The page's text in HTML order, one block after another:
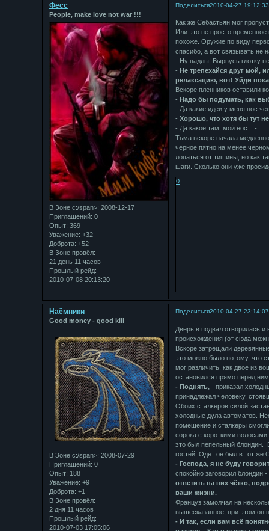
Поделиться2010-04-27 19:12:33
Фесс
People, make love not war !!!
В Зоне с:/span>: 2008-12-17
Приглашений: 0
Опыт: 369
Уважение: +32
Доброта: +52
В Зоне провёл:
21 день 11 часов
Прошлый рейд:
2010-07-08 20:13:20
Как же Себастьян мог
Или это не просто временное
похоже. Оружие по виду
спасибо, а вот связывать не
- Ну падлы! Вырвусь глотку
- Не трепехайся друг мой,
релаксацию, вот! Уйди
Вскоре пленников оставили
- Надо бы подумать, как
- Да какие идеи у меня нос
-Хорошо, что хотя бы тут
- Да какое там, мой нос... -
Тьма вскоре начала
черное пятно на менее
лопаться от тишины, но как
шаги. Сколько они уже
0
Поделиться2010-04-27 23:14:07
Наёмники
Good money - good kill
В Зоне с:/span>: 2008-07-29
Приглашений: 0
Опыт: 188
Уважение: +9
Доброта: +1
В Зоне провёл:
2 дня 11 часов
Прошлый рейд:
2010-07-03 17:05:06
Дверь в подвал отворилась и
происхождения (от сюда
Вскоре затрещали
это можно было потому, что
мог различить, как двое из
остановился прямо перед
- Поднять, - приказал
принадлежал человеку,
Обоих сталкеров силой
холодные дула автоматов.
помещение и сталкеры
сорока с короткими
это был пепельный блондин.
гостей. Одет он был в тот же
- Господа, я не буду
спокойно заговорил блондин -
ответить на них чётко,
ваши жизни.
Француз замолчал на
вышесказанное, при этом он
- И так, если вам всё